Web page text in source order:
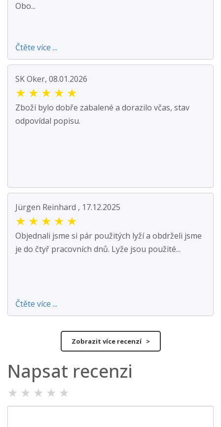
Obo...
Čtěte více ...
SK Oker, 08.01.2026
★ ★ ★ ★ ★
Zboží bylo dobře zabalené a dorazilo včas, stav
odpovídal popisu.
Jürgen Reinhard , 17.12.2025
★ ★ ★ ★ ★
Objednali jsme si pár použitých lyží a obdrželi jsme
je do čtyř pracovních dnů. Lyže jsou použité...
Čtěte více ...
Zobrazit více recenzí >
Napsat recenzi
★ ★ ★ ★ ★